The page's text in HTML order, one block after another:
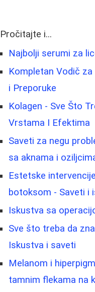
Pročitajte i...
Najbolji serumi za
Kompletan Vodič
i Preporuke
Kolagen - Sve Što
Vrstama I Efektima
Saveti za negu
sa aknama i
Estetske
botoksom - Saveti i
Iskustva sa
Sve što treba da
Iskustva i saveti
Melanom i
tamnim flekama na